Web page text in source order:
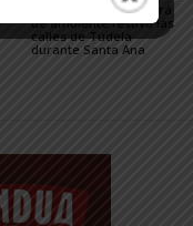
La Revolvedera llenará
de ambiente festivo las
calles de Tudela
durante Santa Ana